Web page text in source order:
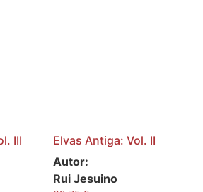
III
Elvas Antiga: Vol. II
Autor:
Rui Jesuino